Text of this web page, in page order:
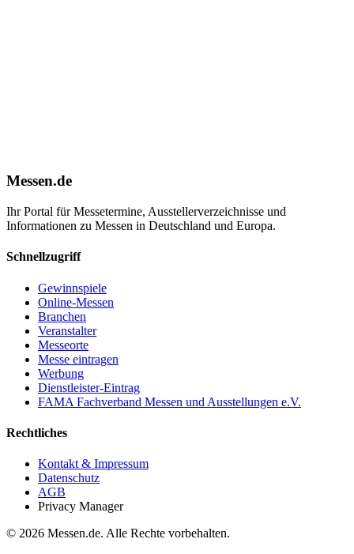
Messen.de
Ihr Portal für Messetermine, Ausstellerverzeichnisse und
Informationen zu Messen in Deutschland und Europa.
Schnellzugriff
Gewinnspiele
Online-Messen
Branchen
Veranstalter
Messeorte
Messe eintragen
Werbung
Dienstleister-Eintrag
FAMA Fachverband Messen und Ausstellungen e.V.
Rechtliches
Kontakt & Impressum
Datenschutz
AGB
Privacy Manager
© 2026 Messen.de. Alle Rechte vorbehalten.